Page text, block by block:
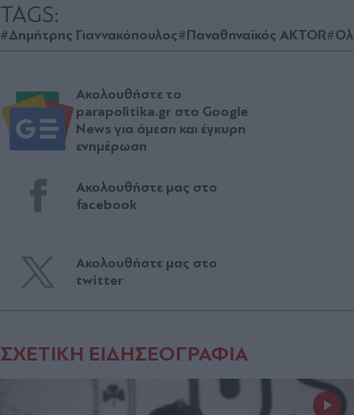
TAGS:
#Δημήτρης Γιαννακόπουλος#Παναθηναϊκός AKTOR
Ακολουθήστε το
parapolitika.gr στο Google
News για άμεση και έγκυρη
ενημέρωση
Ακολουθήστε μας στο
facebook
Ακολουθήστε μας στο
twitter
ΣΧΕΤΙΚΗ ΕΙΔΗΣΕΟΓΡΑΦΙΑ